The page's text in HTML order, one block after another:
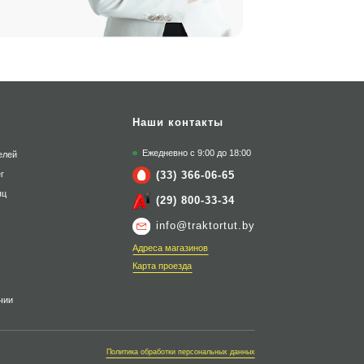
Наши контакты
Ежедневно с 9:00 до 18:00
(33) 366-06-65
(29) 800-33-34
info@traktortut.by
Адреса магазинов
Карта проезда
Политика обработки персональных данных